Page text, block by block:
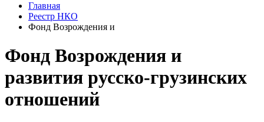
Главная
Реестр НКО
Фонд Возрождения и
Фонд Возрождения и
развития русско-грузинских
отношений